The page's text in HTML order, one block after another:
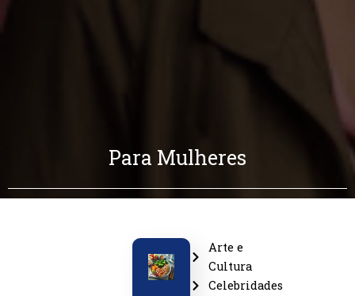
Para Mulheres
Arte e
Cultura
Celebridades